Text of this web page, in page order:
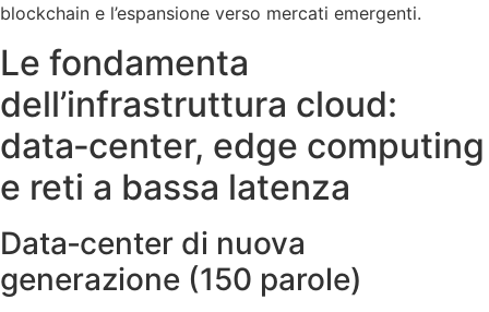
blockchain e l’espansione verso mercati emergenti.
Le fondamenta
dell’infrastruttura cloud:
data‑center, edge computing
e reti a bassa latenza
Data‑center di nuova
generazione (150 parole)